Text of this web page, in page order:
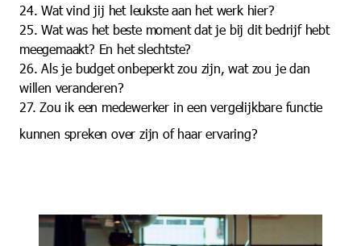
24. Wat vind jij het leukste aan het werk hier?
25. Wat was het beste moment dat je bij dit bedrijf hebt
meegemaakt? En het slechtste?
26. Als je budget onbeperkt zou zijn, wat zou je dan
willen veranderen?
27. Zou ik een medewerker in een vergelijkbare functie
kunnen spreken over zijn of haar ervaring?